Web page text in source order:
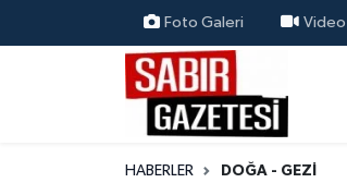
Foto Galeri Video
HABERLER DOĞA - GEZI
ÖZEL HABER
Osmaniye Nöbetçi Eczaneler
Osmaniye Hava Durumu